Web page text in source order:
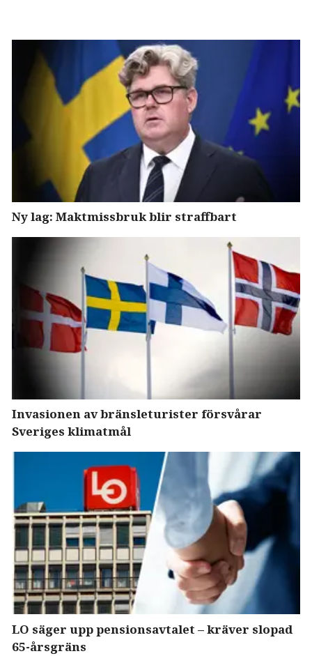
Ny lag: Maktmissbruk blir straffbart
Invasionen av bränsleturister försvårar
Sveriges klimatmål
LO säger upp pensionsavtalet – kräver slopad
65-årsgräns